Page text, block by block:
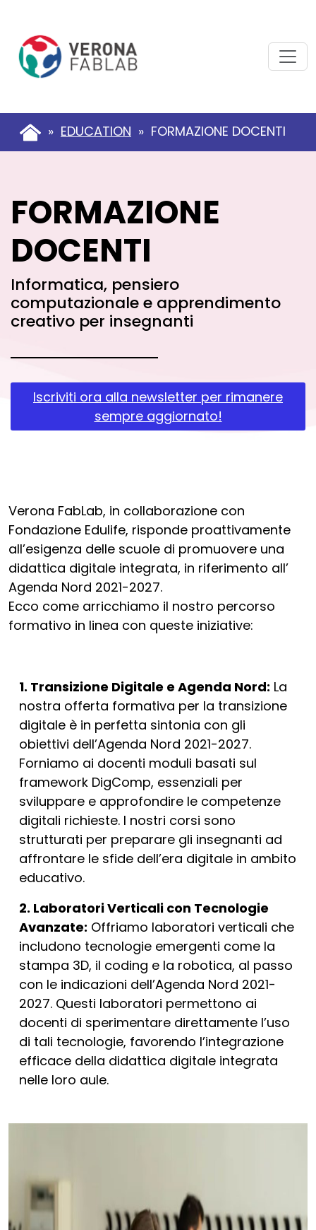
contenuto
principale
» EDUCATION » FORMAZIONE DOCENTI
FORMAZIONE
DOCENTI
Informatica, pensiero
computazionale e apprendimento
creativo per insegnanti
Iscriviti ora alla newsletter per rimanere
sempre aggiornato!
Verona FabLab, in collaborazione con
Fondazione Edulife, risponde proattivamente
all’esigenza delle scuole di promuovere una
didattica digitale integrata, in riferimento all’
Agenda Nord 2021-2027.
Ecco come arricchiamo il nostro percorso
formativo in linea con queste iniziative:
1. Transizione Digitale e Agenda Nord: La
nostra offerta formativa per la transizione
digitale è in perfetta sintonia con gli
obiettivi dell’Agenda Nord 2021-2027.
Forniamo ai docenti moduli basati sul
framework DigComp, essenziali per
sviluppare e approfondire le competenze
digitali richieste. I nostri corsi sono
strutturati per preparare gli insegnanti ad
affrontare le sfide dell’era digitale in ambito
educativo.
2. Laboratori Verticali con Tecnologie
Avanzate: Offriamo laboratori verticali che
includono tecnologie emergenti come la
stampa 3D, il coding e la robotica, al passo
con le indicazioni dell’Agenda Nord 2021-
2027. Questi laboratori permettono ai
docenti di sperimentare direttamente l’uso
di tali tecnologie, favorendo l’integrazione
efficace della didattica digitale integrata
nelle loro aule.